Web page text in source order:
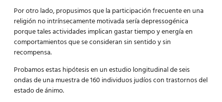
Por otro lado, propusimos que la participación frecuente en una
religión no intrínsecamente motivada sería depressogénica
porque tales actividades implican gastar tiempo y energía en
comportamientos que se consideran sin sentido y sin
recompensa.
Probamos estas hipótesis en un estudio longitudinal de seis
ondas de una muestra de 160 individuos judíos con trastornos del
estado de ánimo.